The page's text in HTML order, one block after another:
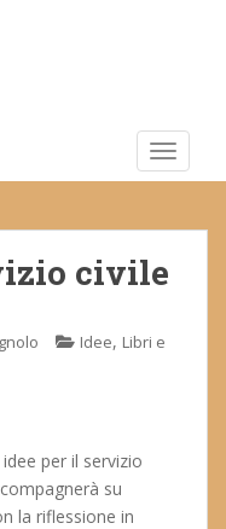
civile
Idee, Libri e
per il servizio
su
la riflessione in